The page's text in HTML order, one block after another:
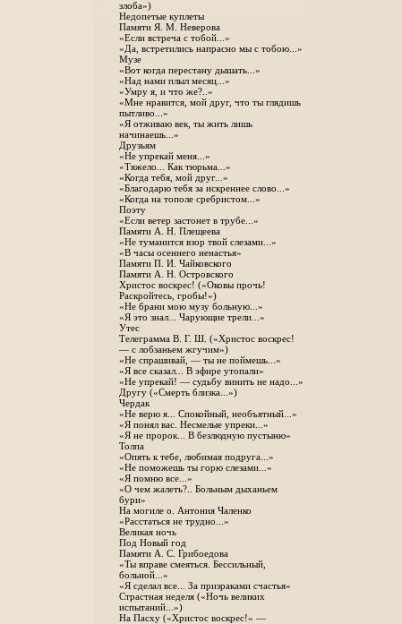
злоба»)
Недопетые куплеты
Памяти Я. М. Неверова
«Если встреча с тобой...»
«Да, встретились напрасно мы с тобою...»
Музе
«Вот когда перестану дышать...»
«Над нами плыл месяц...»
«Умру я, и что же?..»
«Мне нравится, мой друг, что ты глядишь
пытливо...»
«Я отживаю век, ты жить лишь
начинаешь...»
Друзьям
«Не упрекай меня...»
«Тяжело... Как тюрьма...»
«Когда тебя, мой друг...»
«Благодарю тебя за искреннее слово...»
«Когда на тополе сребристом...»
Поэту
«Если ветер застонет в трубе...»
Памяти А. Н. Плещеева
«Не туманится взор твой слезами...»
«В часы осеннего ненастья»
Памяти П. И. Чайковского
Памяти А. Н. Островского
Христос воскрес! («Оковы прочь!
Раскройтесь, гробы!»)
«Не брани мою музу больную...»
«Я это знал... Чарующие трели...»
Утес
Телеграмма В. Г. Ш. («Христос воскрес!
— с лобзаньем жгучим»)
«Не спрашивай, — ты не поймешь...»
«Я все сказал... В эфире утопали»
«Не упрекай! — судьбу винить не надо...»
Другу («Смерть близка...»)
Чердак
«Не верю я... Спокойный, необъятный...»
«Я понял вас. Несмелые упреки...»
«Я не пророк... В безлюдную пустыню»
Толпа
«Опять к тебе, любимая подруга...»
«Не поможешь ты горю слезами...»
«Я помню все...»
«О чем жалеть?.. Больным дыханьем
бури»
На могиле о. Антония Чаленко
«Расстаться не трудно...»
Великая ночь
Под Новый год
Памяти А. С. Грибоедова
«Ты вправе смеяться. Бессильный,
больной...»
«Я сделал все... За призраками счастья»
Страстная неделя («Ночь великих
испытаний...»)
На Пасху («Христос воскрес!» —